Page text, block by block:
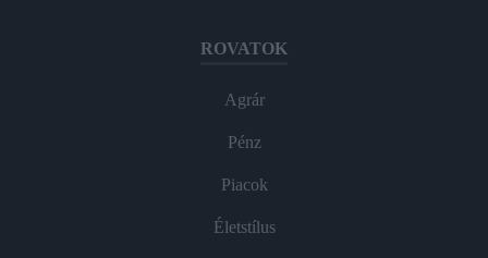
ROVATOK
Agrár
Pénz
Piacok
Életstílus